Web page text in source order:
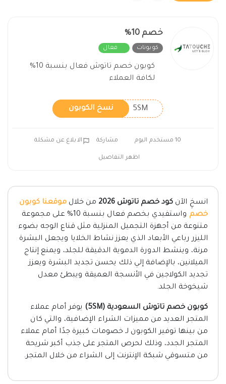
خصم 10%
كوبونات فعال
كوبون خصم تاتوش فعال بنسبة 10%
لكافة العملاء
5SM نسخ الكوبون
10 مستخدم اليوم مشاركة الابلاغ عن مشكلة
اظهر التفاصيل
انسخِ الآن كود خصم تاتوش 2026 من خلال موقعنا كوبون
خصم
واستفيدي بخصم فعال بنسبة 10% على مجموعة
متنوعة من أجهزة التجميل المنزلية مثل قناع الوجه بضوء
الليزر رباعي الأبعاد الذي يعزز نشاط الخلايا ويجعل البشرة
مرنة، وينشط الدورة الدموية الدقيقة للجلد، ويمنع إنتاج
الميلانين، بالإضافة إلي ذلك يحسن تجديد البشرة ويعزز
تجديد الكولاجين في الأنسجة العميقة ويبطئ معدل
شيخوخة الجلد.
كوبون خصم تاتوش السعودية (5SM)
يوفر أمام عملاء
المتجر العديد من مميزات الشراء الإضافية، والتي كان
من بينها توفير الكوبون لـ خصومات كبيرة جدًا أمام عملاء
المتجر الجدد، وذلك لحرص المتجر على جذب أكبر شريحة
من متسوقي شبكة الإنترنت إلى الشراء من خلال المتجر.